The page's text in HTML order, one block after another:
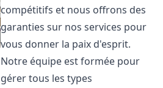
compétitifs et nous offrons des
garanties sur nos services pour
vous donner la paix d'esprit.
Notre équipe est formée pour
gérer tous les types